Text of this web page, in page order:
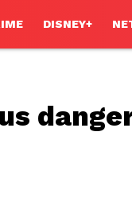
DISNEY+